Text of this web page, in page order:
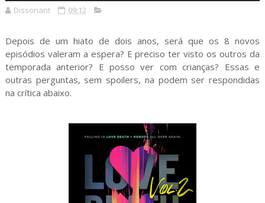
Dissonant 09:12
Depois de um hiato de dois anos, será que os 8 novos
episódios valeram a espera? E preciso ter visto os outros da
temporada anterior? E posso ver com crianças? Essas e
outras perguntas, sem spoilers, na podem ser respondidas
na crítica abaixo.